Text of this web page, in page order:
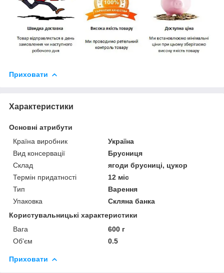
Приховати
Характеристики
Основні атрибути
Країна виробник
Україна
Вид консервації
Брусниця
Склад
ягоди брусниці, цукор
Термін придатності
12 міс
Тип
Варення
Упаковка
Скляна банка
Користувальницькі характеристики
Вага
600 г
Об'єм
0.5
Приховати